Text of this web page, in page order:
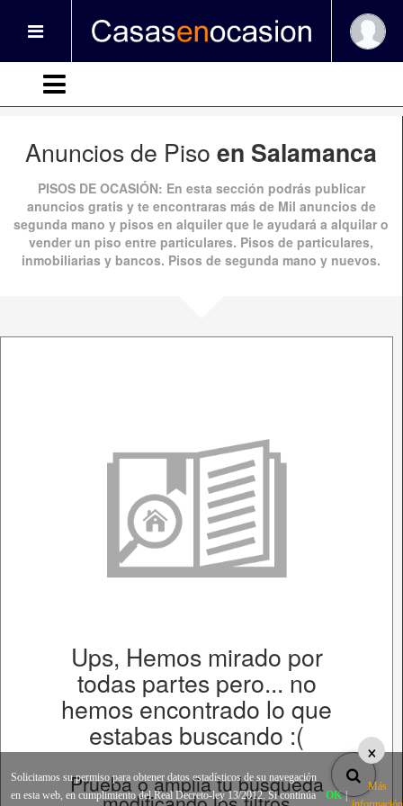
Anuncios de Piso en Salamanca
PISOS DE OCASIÓN: En esta sección podrás publicar
anuncios gratis y te encontraras más de Mil anuncios de
segunda mano y pisos en alquiler que le ayudará a alquilar o
vender un piso entre particulares. Pisos de particulares,
inmobiliarias y bancos. Pisos de segunda mano y nuevos.
Ups, Hemos mirado por
todas partes pero... no
hemos encontrado lo que
estabas buscando :(
Prueba o amplia tu busqueda
×
Solicitamos su permiso para obtener datos estadísticos de su navegación
en esta web, en cumplimiento del Real Decreto-ley 13/2012. Si continúa
OK |
Más